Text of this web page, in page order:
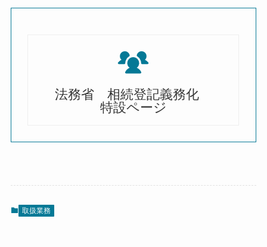
法務省 相続登記義務化
特設ページ
取扱業務